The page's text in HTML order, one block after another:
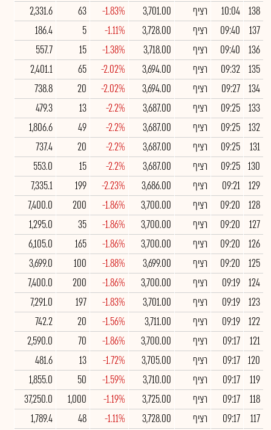
138
10:04 רציף 3,701.00
-1.83%
63
2,331.6
137
09:40 רציף 3,728.00
-1.11%
5
186.4
136
09:40 רציף 3,718.00
-1.38%
15
557.7
135
09:32 רציף 3,694.00
-2.02%
65
2,401.1
134
09:27 רציף 3,694.00
-2.02%
20
738.8
133
09:25 רציף 3,687.00
-2.2%
13
479.3
132
09:25 רציף 3,687.00
-2.2%
49
1,806.6
131
09:25 רציף 3,687.00
-2.2%
20
737.4
130
09:25 רציף 3,687.00
-2.2%
15
553.0
129
09:21 רציף 3,686.00
-2.23%
199
7,335.1
128
09:20 רציף 3,700.00
-1.86%
200
7,400.0
127
09:20 רציף 3,700.00
-1.86%
35
1,295.0
126
09:20 רציף 3,700.00
-1.86%
165
6,105.0
125
09:20 רציף 3,699.00
-1.88%
100
3,699.0
124
09:19 רציף 3,700.00
-1.86%
200
7,400.0
123
09:19 רציף 3,701.00
-1.83%
197
7,291.0
122
09:19 רציף 3,711.00
-1.56%
20
742.2
121
09:17 רציף 3,700.00
-1.86%
70
2,590.0
120
09:17 רציף 3,705.00
-1.72%
13
481.6
119
09:17 רציף 3,710.00
-1.59%
50
1,855.0
118
09:17 רציף 3,725.00
-1.19%
1,000
37,250.0
117
09:17 רציף 3,728.00
-1.11%
48
1,789.4